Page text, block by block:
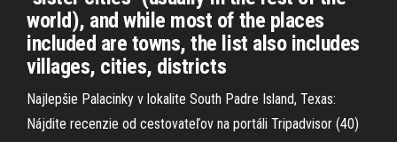
world), and while most of the places
included are towns, the list also includes
villages, cities, districts
Najlepšie Palacinky v lokalite South Padre Island, Texas:
Nájdite recenzie od cestovateľov na portáli Tripadvisor (40)